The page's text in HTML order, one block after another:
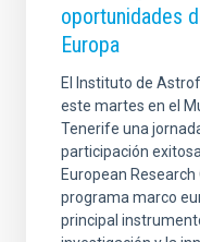
oportunidades
Europa
El Instituto de
este martes en el
Tenerife una
participación
European Research
programa marco
principal